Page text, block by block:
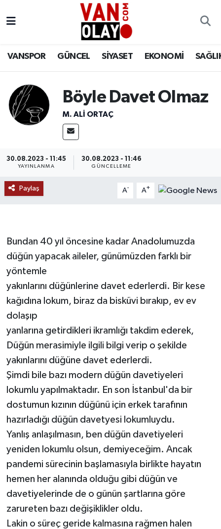
VANSPOR GÜNCEL SİYASET EKONOMİ
Böyle Davet Olmaz
M. ALI ORTAÇ
30.08.2023 - 11:45
YAYINLANMA
30.08.2023 - 11:46
GÜNCELLEME
Paylaş A- A+
Bundan 40 yıl öncesine kadar Anadolumuzda
düğün yapacak aileler, günümüzden farklı bir
yöntemle
yakınlarını düğünlerine davet ederlerdi. Bir kese
kağıdına lokum, biraz da bisküvi bırakıp, ev ev
dolaşıp
yanlarına getirdikleri ikramlığı takdim ederek,
Düğün merasimiyle ilgili bilgi verip o şekilde
yakınlarını düğüne davet ederlerdi.
Şimdi bile bazı modern düğün davetiyeleri
lokumlu yapılmaktadır. En son İstanbul'da bir
dostumun kızının düğünü için erkek tarafının
hazırladığı düğün davetyesi lokumluydu.
Yanlış anlaşılmasın, ben düğün davetiyeleri
yeniden lokumlu olsun, demiyeceğim. Ancak
pandemi sürecinin başlamasıyla birlikte hayatın
hemen her alanında olduğu gibi düğün ve
davetiyelerinde de o günün şartlarına göre
zarureten bazı değişiklikler oldu.
Lakin o süreç geride kalmasına rağmen halen
Siyaset
Ekonomi
Eğitim
Bilim & Teknoloji
RESMİ İLANLAR
Van Nöbetçi Eczaneler
Van Namaz Vakitleri
Van Trafik Yoğunluk Haritası
Süper Lig Puan Durumu ve Fikstür
Tüm Manşetler
Son Dakika Haberleri